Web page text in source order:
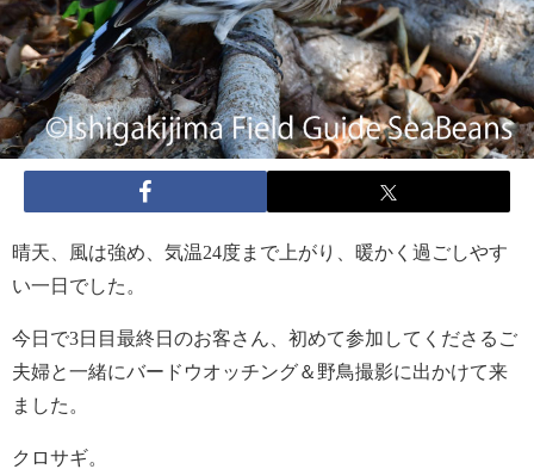
晴天、風は強め、気温24度まで上がり、暖かく過ごしやす
い一日でした。
今日で3日目最終日のお客さん、初めて参加してくださるご
夫婦と一緒にバードウオッチング＆野鳥撮影に出かけて来
ました。
クロサギ。